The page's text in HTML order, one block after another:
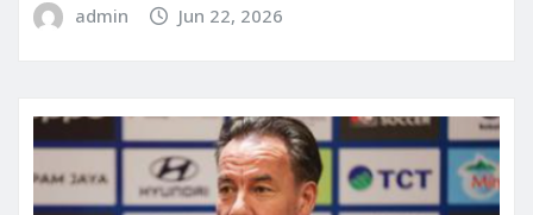
admin Jun 22, 2026